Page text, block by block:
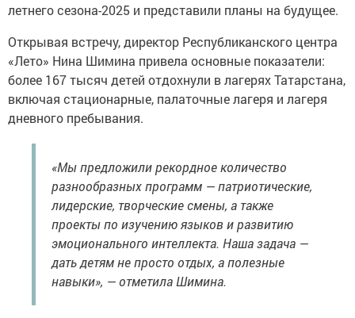
летнего сезона-2025 и представили планы на будущее.
Открывая встречу, директор Республиканского центра
«Лето» Нина Шимина привела основные показатели:
более 167 тысяч детей отдохнули в лагерях Татарстана,
включая стационарные, палаточные лагеря и лагеря
дневного пребывания.
«Мы предложили рекордное количество
разнообразных программ — патриотические,
лидерские, творческие смены, а также
проекты по изучению языков и развитию
эмоционального интеллекта. Наша задача —
дать детям не просто отдых, а полезные
навыки», — отметила Шимина.